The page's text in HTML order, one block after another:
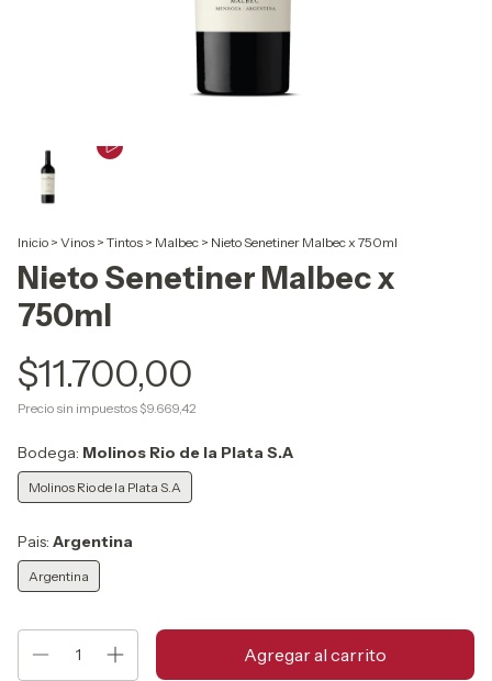
Inicio > Vinos > Tintos > Malbec > Nieto Senetiner Malbec x 750ml
Nieto Senetiner Malbec x
750ml
$11.700,00
Precio sin impuestos $9.669,42
Bodega: Molinos Rio de la Plata S.A
Molinos Rio de la Plata S.A
Pais: Argentina
Argentina